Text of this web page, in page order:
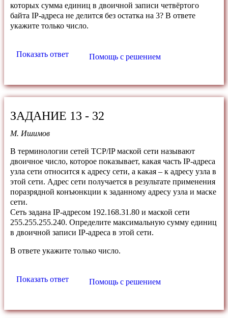
которых сумма единиц в двоичной записи четвёртого
байта IP-адреса не делится без остатка на 3? В ответе
укажите только число.
Показать ответ Помощь с решением
ЗАДАНИЕ 13 - 32
М. Ишимов
В терминологии сетей TCP/IP маской сети называют
двоичное число, которое показывает, какая часть IP-адреса
узла сети относится к адресу сети, а какая – к адресу узла в
этой сети. Адрес сети получается в результате применения
поразрядной конъюнкции к заданному адресу узла и маске
сети.
Сеть задана IP-адресом 192.168.31.80 и маской сети
255.255.255.240. Определите максимальную сумму единиц
в двоичной записи IP-адреса в этой сети.
В ответе укажите только число.
Показать ответ Помощь с решением